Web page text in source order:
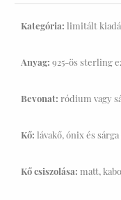
Kategória: limitált
Anyag: 925-ös sterling
Bevonat: ródium vagy
Kő: lávakő, ónix és
Kő csiszolása: matt,